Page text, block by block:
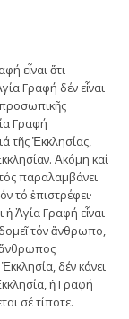
εἶναι ὅτι
Γραφή δέν εἶναι
προσωπικῆς
Γραφή
τῆς Ἐκκλησίας,
Ἀκόμη καί
παραλαμβάνει
τό ἐπιστρέφει·
ἡ Ἁγία Γραφή εἶναι
τόν ἄνθρωπο,
ἄνθρωπος
δέν κάνει
ἡ Γραφή
σέ τίποτε.